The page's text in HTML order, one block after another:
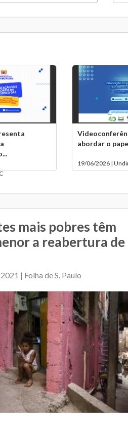
abordar o
19/06/2026 |
mais pobres têm
a reabertura de
| Folha de S. Paulo